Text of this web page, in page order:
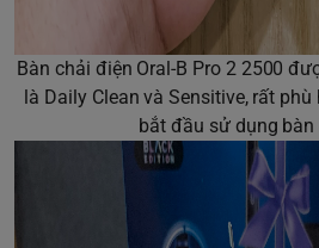
Bàn chải điện Oral-B Pro 2 2500
là Daily Clean và Sensitive, rất
bắt đầu sử dụng